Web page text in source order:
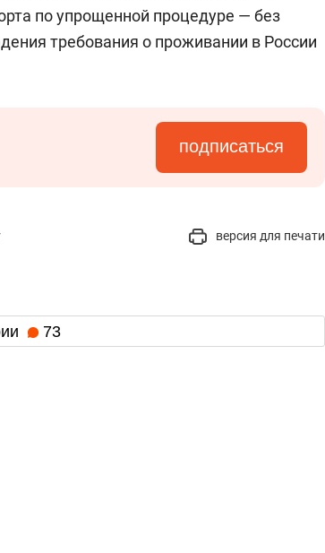
по упрощенной процедуре — без
требования о проживании в России
подписаться
версия для печати
73